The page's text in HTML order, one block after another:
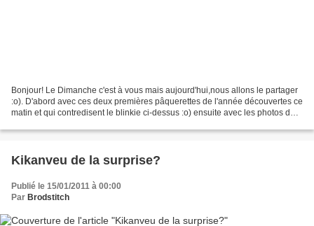
Bonjour! Le Dimanche c'est à vous mais aujourd'hui,nous allons le partager
:o). D'abord avec ces deux premières pâquerettes de l'année découvertes ce
matin et qui contredisent le blinkie ci-dessus :o) ensuite avec les photos des
Kikanveu de la surprise?
Publié le 15/01/2011 à 00:00
Par Brodstitch